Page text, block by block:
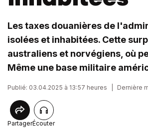
Les taxes douanières de
isolées et inhabitées. Cette
australiens et norvégiens, où
Même une base militaire
Publié: 03.04.2025 à 13:57 heures Dernière
PartagerÉcouter